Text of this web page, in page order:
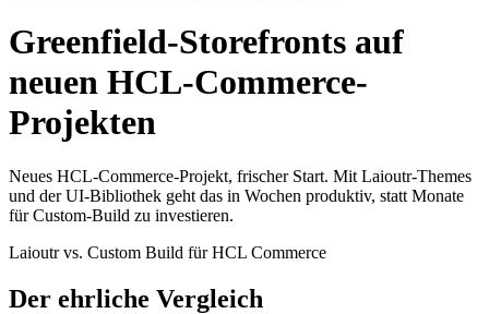
Greenfield-Storefronts auf
neuen HCL-Commerce-
Projekten
Neues HCL-Commerce-Projekt, frischer Start. Mit Laioutr-Themes
und der UI-Bibliothek geht das in Wochen produktiv, statt Monate
für Custom-Build zu investieren.
Laioutr vs. Custom Build für HCL Commerce
Der ehrliche Vergleich